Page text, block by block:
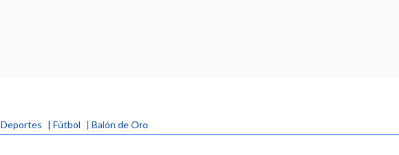
Deportes | Fútbol | Balón de Oro